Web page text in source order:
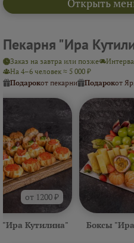
Открыть
Пекарня "Ира
Заказ на завтра или позже
На 4–6 человек ≈ 5 000 ₽
Подарокот пекарни Подарокот
от 1200 ₽
"Ира Кутилина" Боксы